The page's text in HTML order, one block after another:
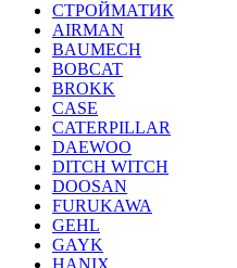
СТРОЙМАТИК
AIRMAN
BAUMECH
BOBCAT
BROKK
CASE
CATERPILLAR
DAEWOO
DITCH WITCH
DOOSAN
FURUKAWA
GEHL
GAYK
HANIX